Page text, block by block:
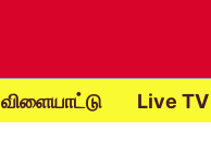
விளையாட்டு Live TV